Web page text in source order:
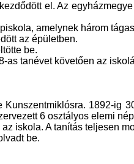
el. Az
amelynek három
az épületben.
be.
as tanévet követően az
1892-ig
6 osztályos elemi
iskola. A tanítás teljesen
be.